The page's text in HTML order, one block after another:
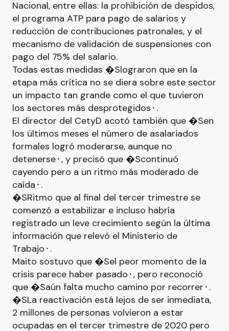
Nacional, entre ellas: la prohibición de despidos,
el programa ATP para pago de salarios y
reducción de contribuciones patronales, y el
mecanismo de validación de suspensiones con
pago del 75% del salario.
Todas estas medidas �Slograron que en la
etapa más crítica no se diera sobre este sector
un impacto tan grande como el que tuvieron
los sectores más desprotegidos⬝.
El director del CetyD acotó también que �Sen
los últimos meses el número de asalariados
formales logró moderarse, aunque no
detenerse⬝, y precisó que �Scontinuó
cayendo pero a un ritmo más moderado de
caída⬝.
�SRitmo que al final del tercer trimestre se
comenzó a estabilizar e incluso habría
registrado un leve crecimiento según la última
información que relevó el Ministerio de
Trabajo⬝.
Maito sostuvo que �Sel peor momento de la
crisis parece haber pasado⬝, pero reconoció
que �Saún falta mucho camino por recorrer⬝.
�SLa reactivación está lejos de ser inmediata,
2 millones de personas volvieron a estar
ocupadas en el tercer trimestre de 2020 pero